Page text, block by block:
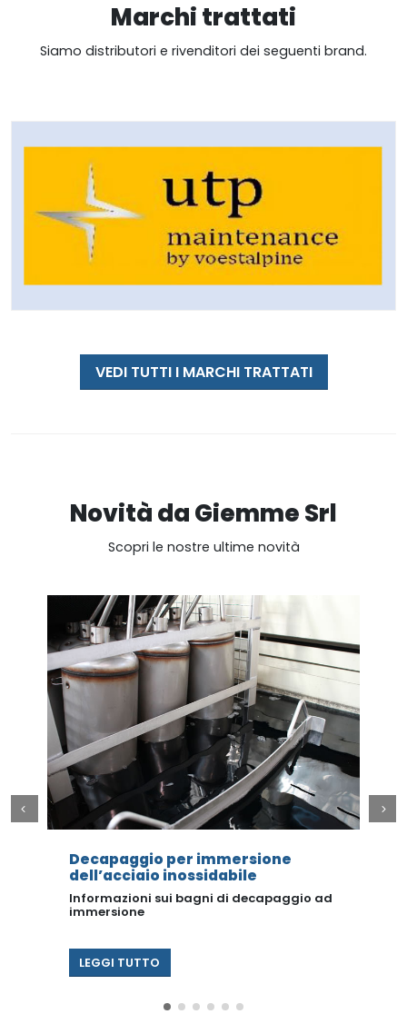
Marchi trattati
Siamo distributori e rivenditori dei seguenti brand.
VEDI TUTTI I MARCHI TRATTATI
Novità da Giemme Srl
Scopri le nostre ultime novità
Decapaggio per immersione
dell’acciaio inossidabile
Informazioni sui bagni di decapaggio ad
immersione
LEGGI TUTTO